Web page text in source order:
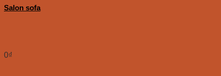
Salon sofa
0₫